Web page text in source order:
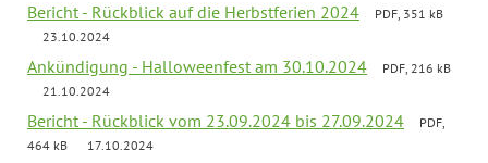
Bericht - Rückblick auf die Herbstferien 2024
PDF, 351 kB
23.10.2024
Ankündigung - Halloweenfest am 30.10.2024
PDF, 216 kB
21.10.2024
Bericht - Rückblick vom 23.09.2024 bis 27.09.2024
PDF,
464 kB
17.10.2024